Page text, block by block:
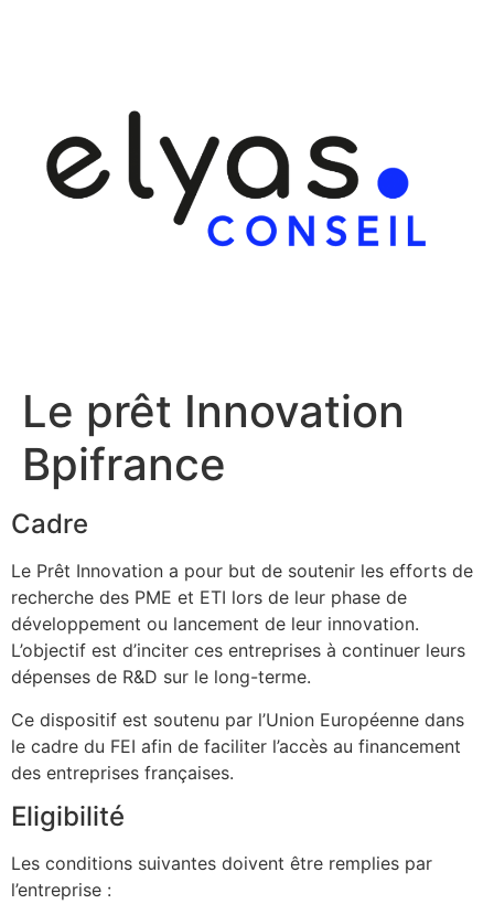
Le prêt Innovation
Bpifrance
Cadre
Le Prêt Innovation a pour but de soutenir les efforts de
recherche des PME et ETI lors de leur phase de
développement ou lancement de leur innovation.
L’objectif est d’inciter ces entreprises à continuer leurs
dépenses de R&D sur le long-terme.
Ce dispositif est soutenu par l’Union Européenne dans
le cadre du FEI afin de faciliter l’accès au financement
des entreprises françaises.
Eligibilité
Les conditions suivantes doivent être remplies par
l’entreprise :